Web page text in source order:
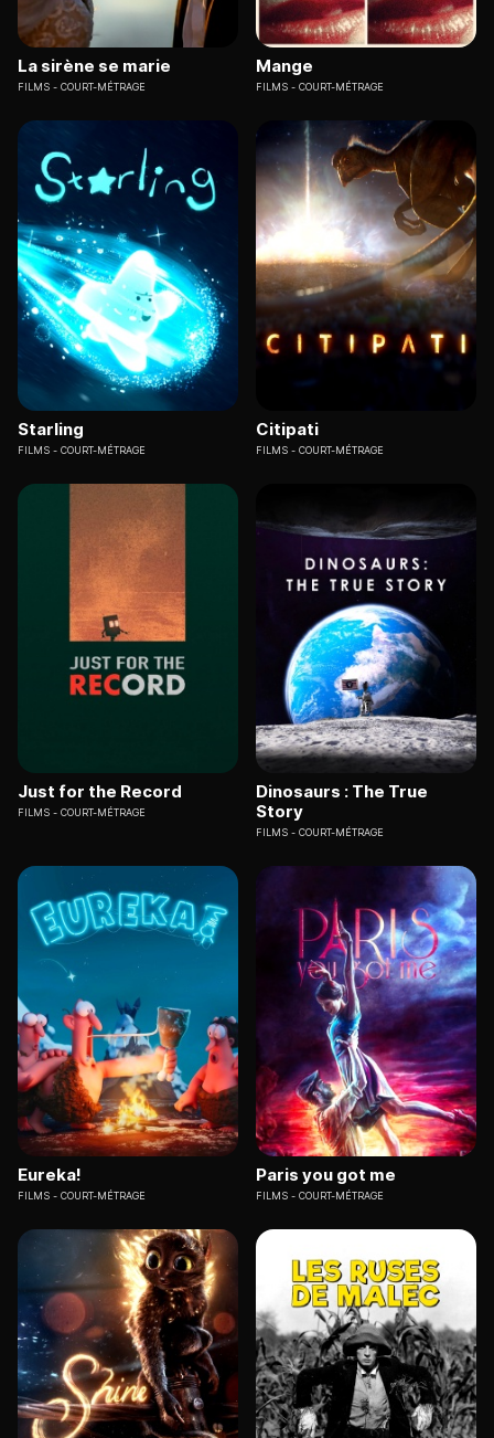
La sirène se marie
FILMS COURT-MÉTRAGE
Mange
FILMS COURT-MÉTRAGE
Starling
FILMS COURT-MÉTRAGE
Citipati
FILMS COURT-MÉTRAGE
Just for the Record
FILMS COURT-MÉTRAGE
Dinosaurs : The True
Story
FILMS COURT-MÉTRAGE
Eureka!
FILMS COURT-MÉTRAGE
Paris you got me
FILMS COURT-MÉTRAGE